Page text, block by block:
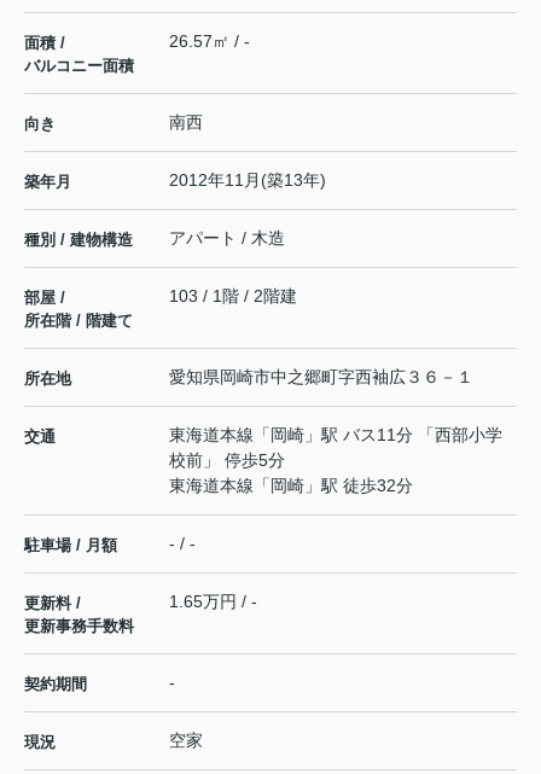
面積 /
バルコニー面積
26.57㎡ / -
向き 南西
築年月 2012年11月(築13年)
種別 / 建物構造 アパート / 木造
部屋 /
所在階 / 階建て
103 / 1階 / 2階建
所在地 愛知県岡崎市中之郷町字西袖広３６－１
交通 東海道本線 「 岡崎 」駅 バス11分 「西部小学
校前」 停歩5分
東海道本線 「 岡崎 」駅 徒歩32分
駐車場 / 月額 - / -
更新料 /
更新事務手数料
1.65万円 / -
契約期間 -
現況 空家